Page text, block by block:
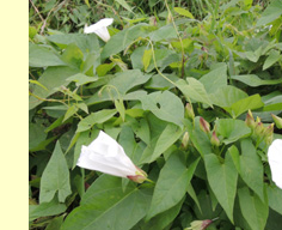
Bild